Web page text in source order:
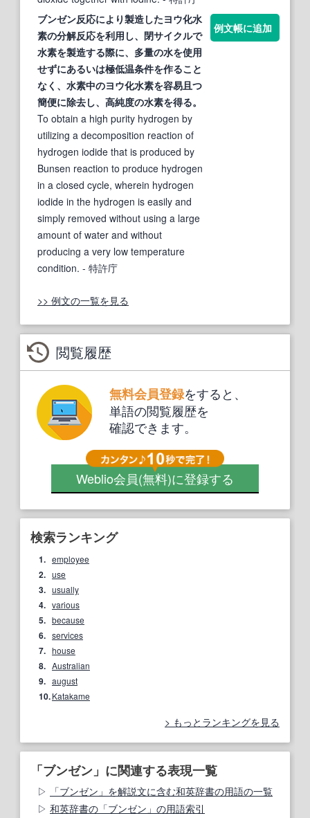
ブンゼン反応により製造したヨウ化水
素の分解反応を利用し、閉サイクルで
水素を製造する際に、多量の水を使用
せずにあるいは極低温条件を作ること
なく、水素中のヨウ化水素を容易且つ
簡便に除去し、高純度の水素を得る。
To obtain a high purity hydrogen by
utilizing a decomposition reaction of
hydrogen iodide that is produced by
Bunsen reaction to produce hydrogen
in a closed cycle, wherein hydrogen
iodide in the hydrogen is easily and
simply removed without using a large
amount of water and without
producing a very low temperature
condition. - 特許庁
例文帳に追加
>> 例文の一覧を見る
閲覧履歴
無料会員登録をすると、
単語の閲覧履歴を
確認できます。
Weblio会員(無料)に登録する
検索ランキング
1. employee
2. use
3. usually
4. various
5. because
6. services
7. house
8. Australian
9. august
10.Katakame
もっとランキングを見る
「ブンゼン」に関連する表現一覧
「ブンゼン」を解説文に含む和英辞書の用語の一覧
和英辞書の「ブンゼン」の用語索引